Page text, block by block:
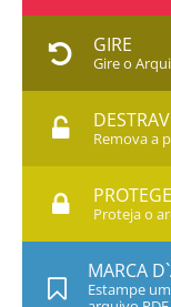
GIRE
Gire o
Remova a
Proteja o
MARCA
Estampe